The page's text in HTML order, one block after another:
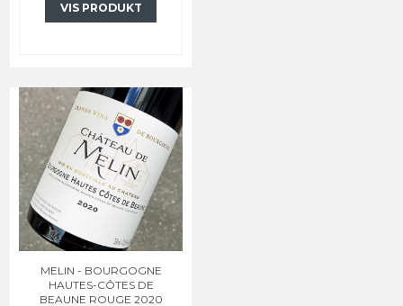
VIS PRODUKT
MELIN - BOURGOGNE
HAUTES-CÔTES DE
BEAUNE ROUGE 2020